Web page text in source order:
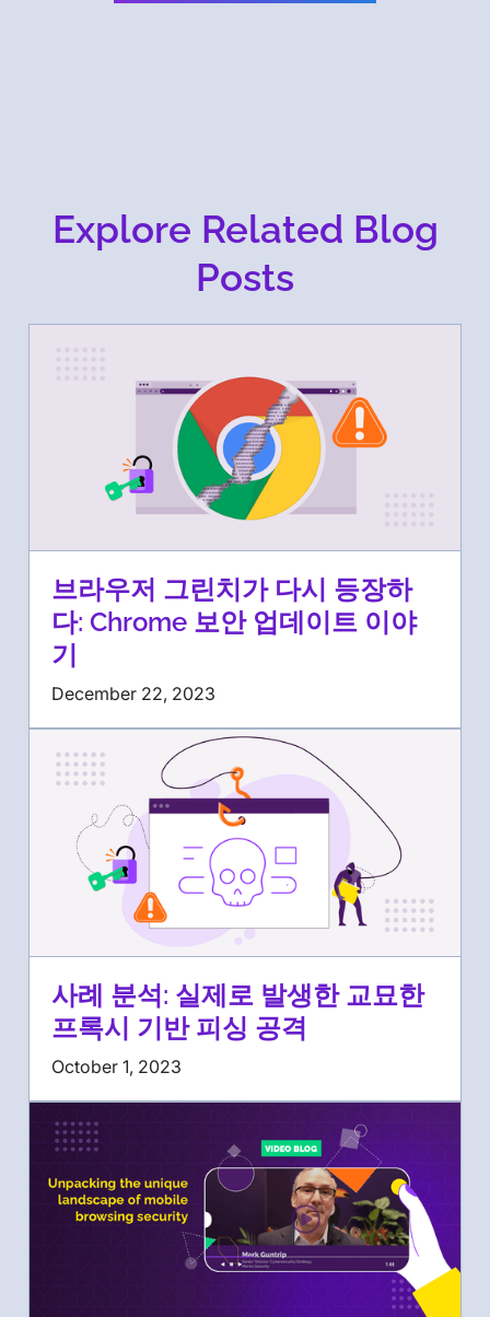
Explore Related Blog
Posts
브라우저 그린치가 다시 등장하
다: Chrome 보안 업데이트 이야
기
December 22, 2023
사례 분석: 실제로 발생한 교묘한
프록시 기반 피싱 공격
October 1, 2023